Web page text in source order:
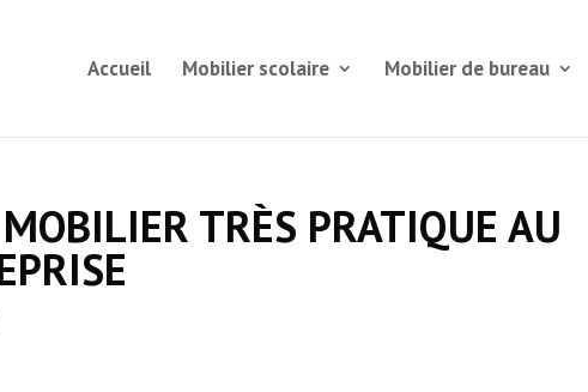
Accueil Mobilier scolaire Mobilier de bureau
TRÈS PRATIQUE AU